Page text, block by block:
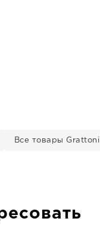
Все товары Grattoni